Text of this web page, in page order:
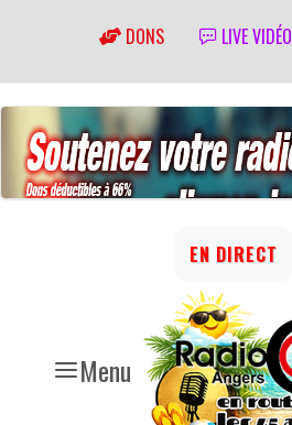
DONS LIVE VIDÉO
Menu
EN DIRECT